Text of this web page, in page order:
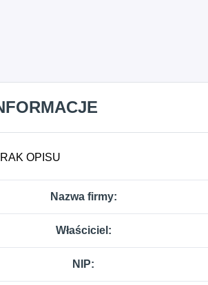
OPISU
Nazwa firmy:
Właściciel:
NIP: